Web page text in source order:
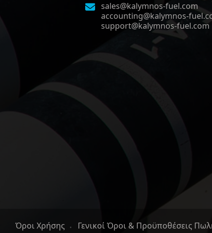
sales@kalymnos-fuel.com
accounting@kalymnos-
support@kalymnos-fuel.com
Όροι Χρήσης Γενικοί Όροι & Προϋποθέσεις